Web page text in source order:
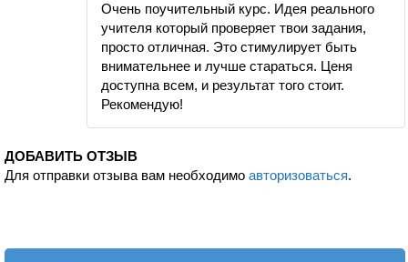
из 5
Очень поучительный курс. Идея реального
учителя который проверяет твои задания,
просто отличная. Это стимулирует быть
внимательнее и лучше стараться. Ценя
доступна всем, и результат того стоит.
Рекомендую!
ДОБАВИТЬ ОТЗЫВ
Для отправки отзыва вам необходимо авторизоваться.